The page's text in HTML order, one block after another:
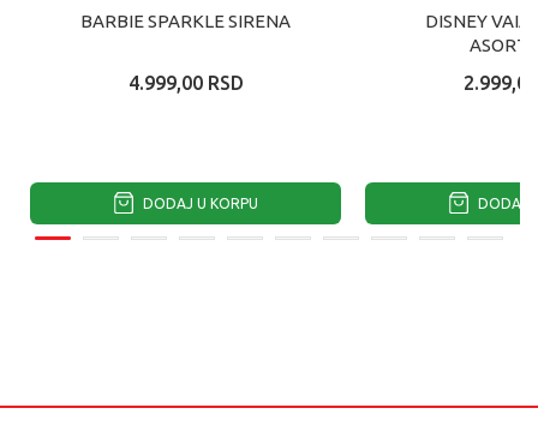
BARBIE SPARKLE SIRENA
4.999,00 RSD
DODAJ U KORPU
DISNEY
2.999,00
DODAJ